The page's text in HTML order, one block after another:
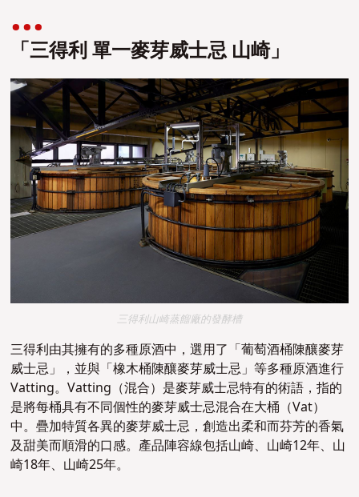
「三得利 單一麥芽威士忌 山崎」
三得利山崎蒸餾廠的發酵槽
三得利由其擁有的多種原酒中，選用了「葡萄酒桶陳釀麥芽
威士忌」，並與「橡木桶陳釀麥芽威士忌」等多種原酒進行
Vatting。Vatting（混合）是麥芽威士忌特有的術語，指的
是將每桶具有不同個性的麥芽威士忌混合在大桶（Vat）
中。疊加特質各異的麥芽威士忌 ，創造出柔和而芬芳的香氣
及甜美而順滑的口感。產品陣容線包括山崎、山崎12年、山
崎18年、山崎25年。